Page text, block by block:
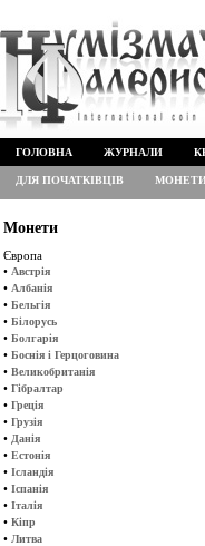
ГОЛОВНА ЖУРНАЛИ
ДЛЯ ПОЧАТКІВЦІВ
Монети
Європа
• Австрія
• Албанія
• Бельгія
• Білорусь
• Болгарія
• Боснія і Герцоговина
• Великобританія
• Гібралтар
• Греція
• Грузія
• Данія
• Естонія
• Ісландія
• Іспанія
• Італія
• Кіпр
• Литва